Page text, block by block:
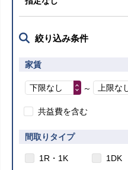
絞り込み条件
家賃
下限なし ～ 上限な
共益費を含む
間取りタイプ
1R・1K
1DK